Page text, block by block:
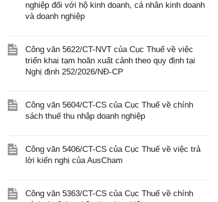
nghiệp đối với hộ kinh doanh, cá nhân kinh doanh
và doanh nghiệp
Công văn 5622/CT-NVT của Cục Thuế về việc
triển khai tạm hoãn xuất cảnh theo quy định tại
Nghị định 252/2026/NĐ-CP
Công văn 5604/CT-CS của Cục Thuế về chính
sách thuế thu nhập doanh nghiệp
Công văn 5406/CT-CS của Cục Thuế về việc trả
lời kiến nghị của AusCham
Công văn 5363/CT-CS của Cục Thuế về chính